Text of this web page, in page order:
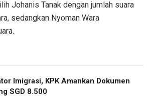
Johanis Tanak dengan jumlah suara
sedangkan Nyoman Wara
Imigrasi, KPK Amankan Dokumen
SGD 8.500